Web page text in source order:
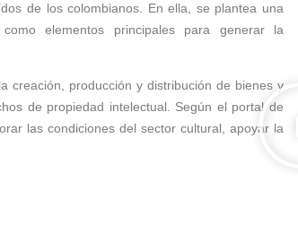
de los colombianos. En ella, se plantea una
elementos principales para generar la
creación, producción y distribución de bienes y
de propiedad intelectual. Según el portal de
las condiciones del sector cultural, apoyar la